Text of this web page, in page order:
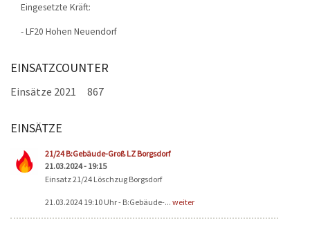
Eingesetzte Kräft:
- LF20 Hohen Neuendorf
EINSATZCOUNTER
Einsätze 2021 867
EINSÄTZE
21/24 B:Gebäude-Groß LZ Borgsdorf
21.03.2024 - 19:15
Einsatz 21/24 Löschzug Borgsdorf
21.03.2024 19:10 Uhr - B:Gebäude-... weiter
Seiten